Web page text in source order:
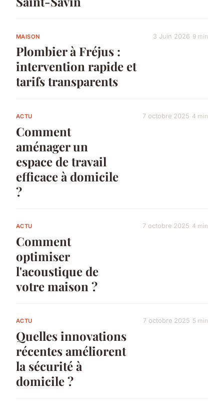
MAISON
Plombier à Fréjus :
intervention rapide et
tarifs transparents
3 Juin 2026 9 min
ACTU
Comment
aménager un
espace de travail
efficace à domicile
?
7 octobre 2025 4 min
ACTU
Comment
optimiser
l'acoustique de
votre maison ?
7 octobre 2025 4 min
ACTU
Quelles innovations
récentes améliorent
la sécurité à
domicile ?
7 octobre 2025 5 min